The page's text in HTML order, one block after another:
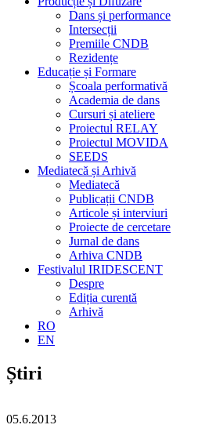
Dans și performance
Intersecții
Premiile CNDB
Rezidențe
Educație și Formare
Școala performativă
Academia de dans
Cursuri și ateliere
Proiectul RELAY
Proiectul MOVIDA
SEEDS
Mediatecă și Arhivă
Mediatecă
Publicații CNDB
Articole și interviuri
Proiecte de cercetare
Jurnal de dans
Arhiva CNDB
Festivalul IRIDESCENT
Despre
Ediția curentă
Arhivă
RO
EN
Știri
05.6.2013